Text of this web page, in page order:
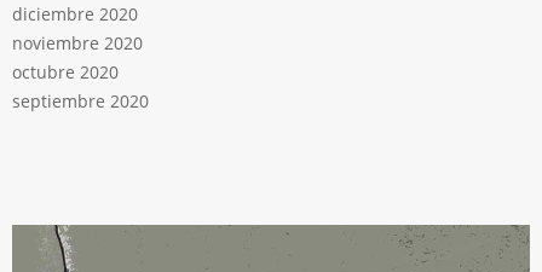
diciembre 2020
noviembre 2020
octubre 2020
septiembre 2020